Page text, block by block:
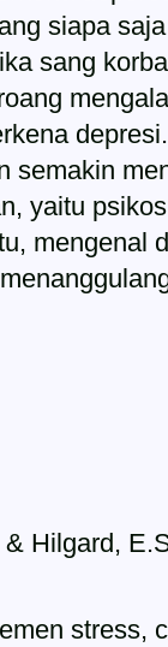
siapa
sang
semakin
yaitu
mengenal
Hilgard,
stress,